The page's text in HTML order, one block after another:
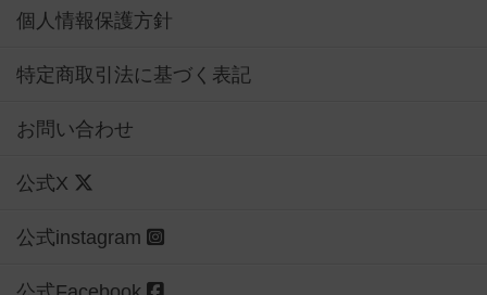
個人情報保護方針
特定商取引法に基づく表記
お問い合わせ
公式X
公式instagram